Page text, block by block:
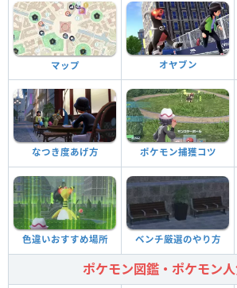
マップ オヤブン
なつき度あげ方 ポケモン捕獲コツ
色違いおすすめ場所 ベンチ厳選のやり方
ポケモン図鑑・ポケモン